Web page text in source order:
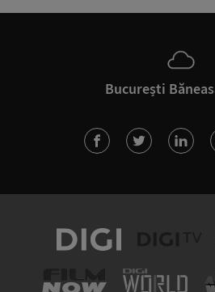
București